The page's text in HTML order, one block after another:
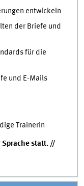
entwickeln
der Briefe und
für die
und E-Mails
Trainerin
Sprache statt. //